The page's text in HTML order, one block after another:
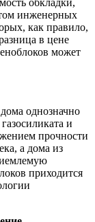
инженерных
как правило,
в цене
может
однозначно
и
прочности
а дома из
приходится